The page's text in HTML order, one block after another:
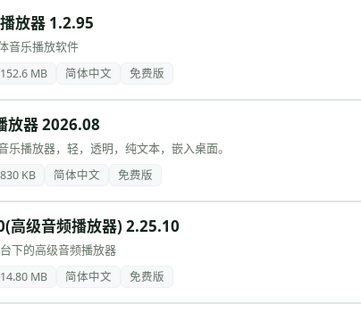
放器 1.2.95
音乐播放软件
152.6 MB 简体中文 免费版
放器 2026.08
乐播放器，轻，透明，纯文本，嵌入桌面。
830 KB 简体中文 免费版
高级音频播放器) 2.25.10
下的高级音频播放器
14.80 MB 简体中文 免费版